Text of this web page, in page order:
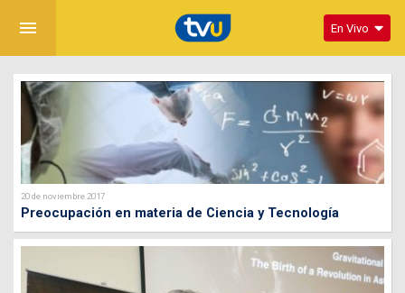
menu En Vivo
20 de noviembre 2017
Preocupación en materia de Ciencia y Tecnología